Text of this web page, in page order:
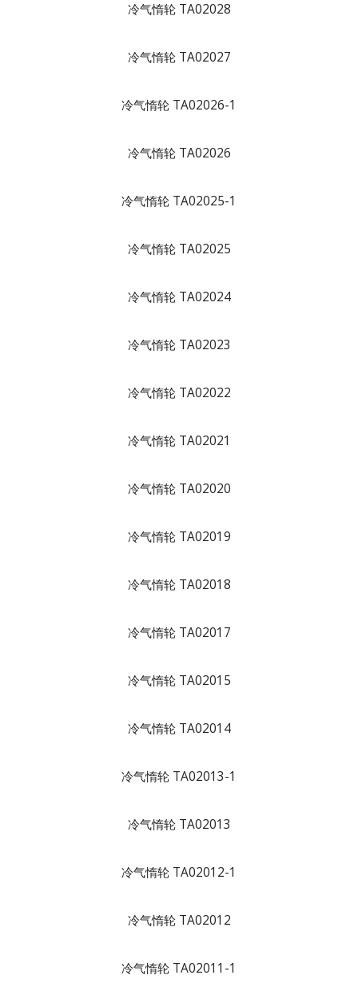
冷气惰轮 TA02028
冷气惰轮 TA02027
冷气惰轮 TA02026-1
冷气惰轮 TA02026
冷气惰轮 TA02025-1
冷气惰轮 TA02025
冷气惰轮 TA02024
冷气惰轮 TA02023
冷气惰轮 TA02022
冷气惰轮 TA02021
冷气惰轮 TA02020
冷气惰轮 TA02019
冷气惰轮 TA02018
冷气惰轮 TA02017
冷气惰轮 TA02015
冷气惰轮 TA02014
冷气惰轮 TA02013-1
冷气惰轮 TA02013
冷气惰轮 TA02012-1
冷气惰轮 TA02012
冷气惰轮 TA02011-1